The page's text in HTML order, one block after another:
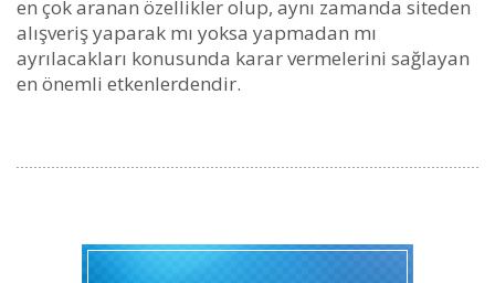
en çok aranan özellikler olup, aynı zamanda siteden
alışveriş yaparak mı yoksa yapmadan mı
ayrılacakları konusunda karar vermelerini sağlayan
en önemli etkenlerdendir.